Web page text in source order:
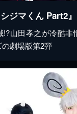
ジマくん Part2』
!?山田孝之が冷酷非
劇場版第2弾